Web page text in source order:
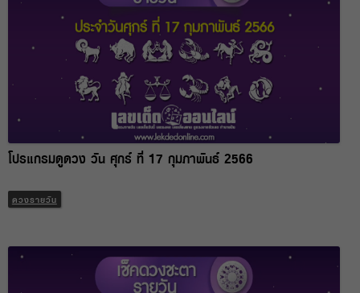
โปรแกรมดูดวง วัน ศุกร์ ที่ 17 กุมภาพันธ์ 2566
ดวงรายวัน